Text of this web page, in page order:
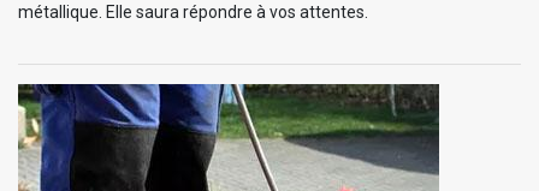
métallique. Elle saura répondre à vos attentes.